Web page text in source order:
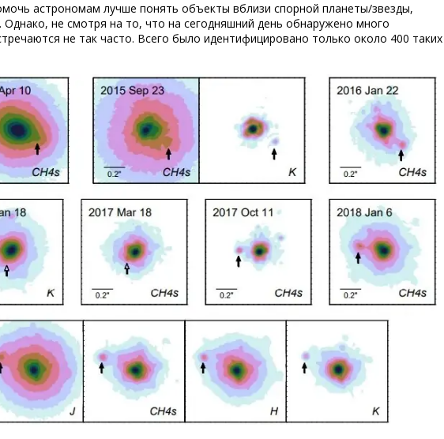
астрономам лучше понять объекты вблизи спорной планеты/звезды,
Однако, не смотря на то, что на сегодняшний день обнаружено много
не так часто. Всего было идентифицировано только около 400 таких